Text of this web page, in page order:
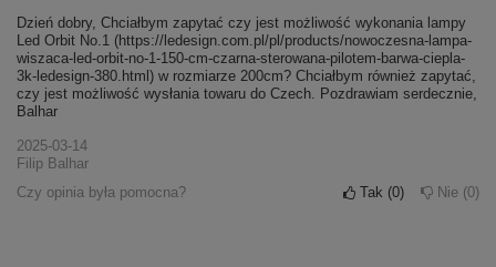
Dzień dobry, Chciałbym zapytać czy jest możliwość wykonania lampy
Led Orbit No.1 (https://ledesign.com.pl/pl/products/nowoczesna-lampa-
wiszaca-led-orbit-no-1-150-cm-czarna-sterowana-pilotem-barwa-ciepla-
3k-ledesign-380.html) w rozmiarze 200cm? Chciałbym również zapytać,
czy jest możliwość wysłania towaru do Czech. Pozdrawiam serdecznie,
Balhar
2025-03-14
Filip Balhar
Czy opinia była pomocna?
Tak 0 Nie 0